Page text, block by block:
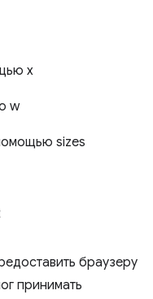
x
w
sizes
браузеру
принимать